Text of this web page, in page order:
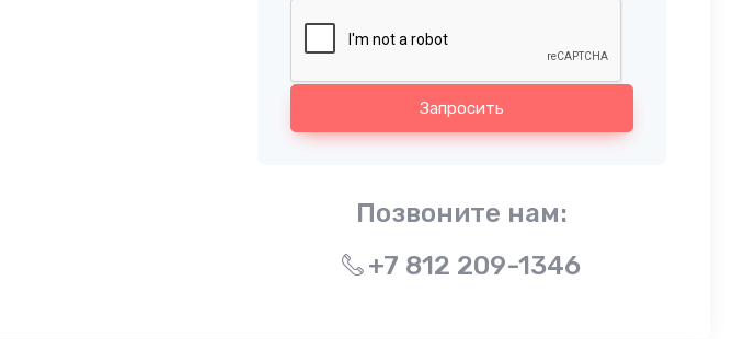
Запросить
Позвоните нам:
+7 812 209-1346